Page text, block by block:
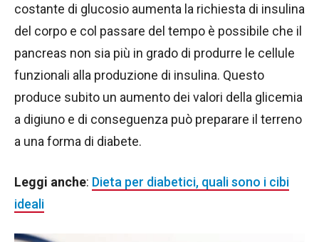
costante di glucosio aumenta la richiesta di insulina
del corpo e col passare del tempo è possibile che il
pancreas non sia più in grado di produrre le cellule
funzionali alla produzione di insulina. Questo
produce subito un aumento dei valori della glicemia
a digiuno e di conseguenza può preparare il terreno
a una forma di diabete.
Leggi anche: Dieta per diabetici, quali sono i cibi
ideali